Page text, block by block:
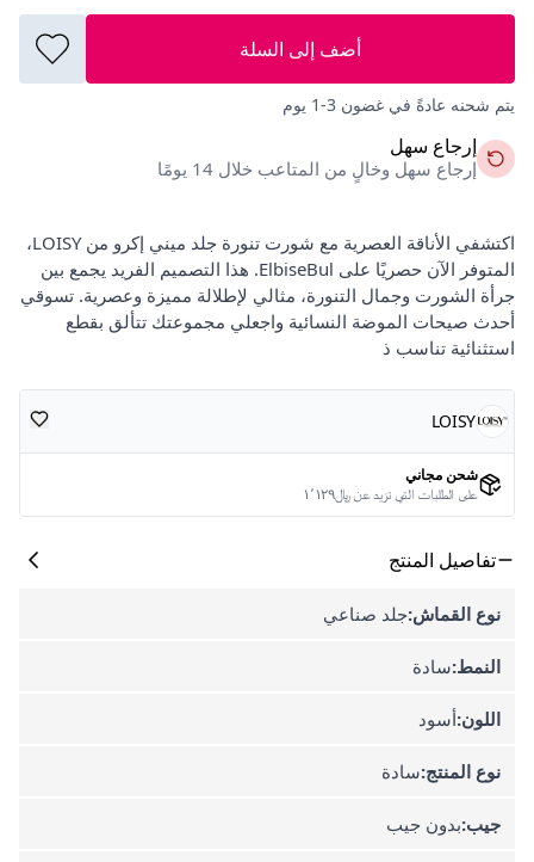
أضف إلى السلة
يتم شحنه عادةً في غضون 3-1 يوم
إرجاع سهل
إرجاع سهل وخالٍ من المتاعب خلال 14 يومًا
اكتشفي الأناقة العصرية مع شورت تنورة جلد ميني إكرو من LOISY،
المتوفر الآن حصريًا على ElbiseBul. هذا التصميم الفريد يجمع بين
جرأة الشورت وجمال التنورة، مثالي لإطلالة مميزة وعصرية. تسوقي
أحدث صيحات الموضة النسائية واجعلي مجموعتك تتألق بقطع
استثنائية تناسب ذ
LOISY
شحن مجاني
على الطلبات التي تزيد عن ﷼١٬١٢٩
تفاصيل المنتج
نوع القماش:جلد صناعي
النمط:سادة
اللون:أسود
نوع المنتج:سادة
جيب:بدون جيب